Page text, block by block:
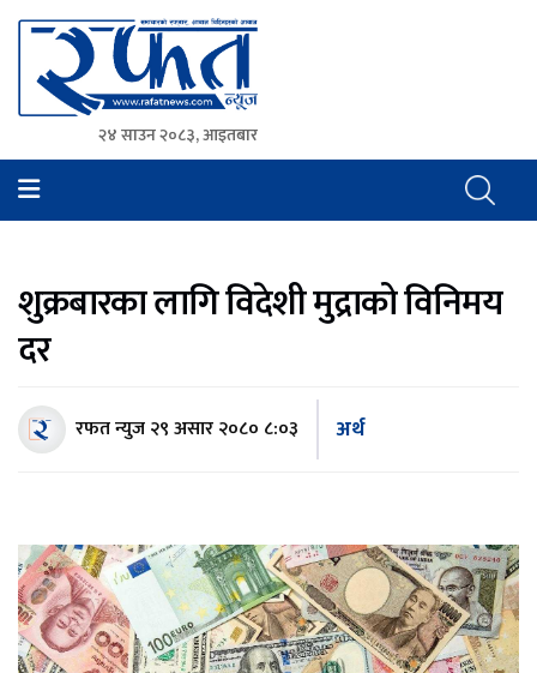
Rafat News
समाचारको रफ्तार, आवाज बिहिनहरुको आवाज
२४ साउन २०८३, आइतबार
शुक्रबारका लागि विदेशी मुद्राको विनिमय
दर
रफत न्युज२९ असार २०८० ८:०३ अर्थ